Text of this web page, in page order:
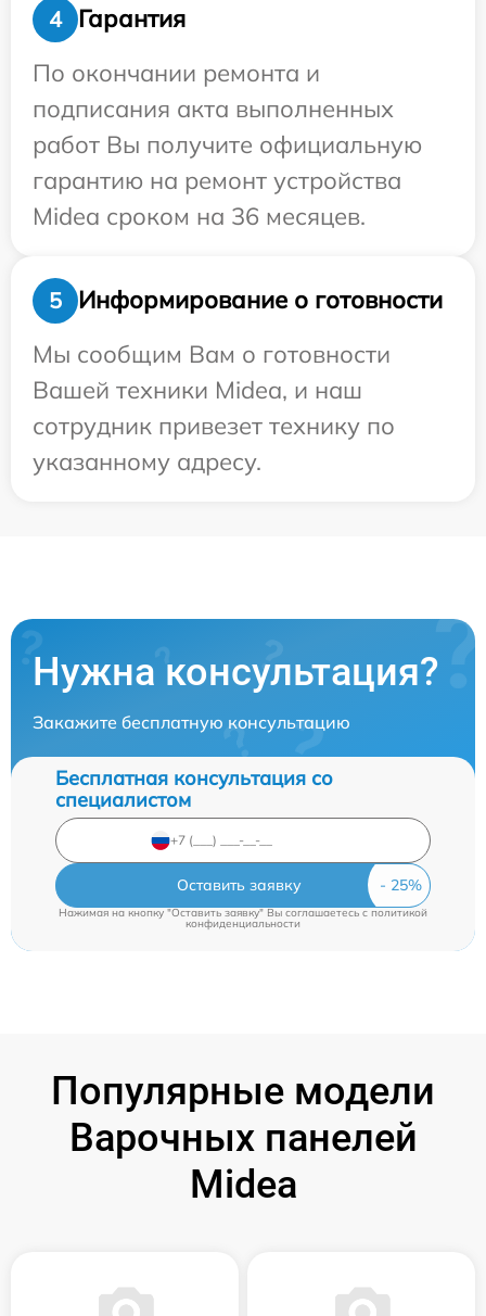
4
Гарантия
По окончании ремонта и
подписания акта выполненных
работ Вы получите официальную
гарантию на ремонт устройства
Midea сроком на 36 месяцев.
5
Информирование о готовности
Мы сообщим Вам о готовности
Вашей техники Midea, и наш
сотрудник привезет технику по
указанному адресу.
Нужна консультация?
Закажите бесплатную консультацию
Бесплатная консультация со
специалистом
Оставить заявку
Нажимая на кнопку "Оставить заявку" Вы соглашаетесь cполитикой
конфиденциальности
Популярные модели
Варочных панелей
Midea